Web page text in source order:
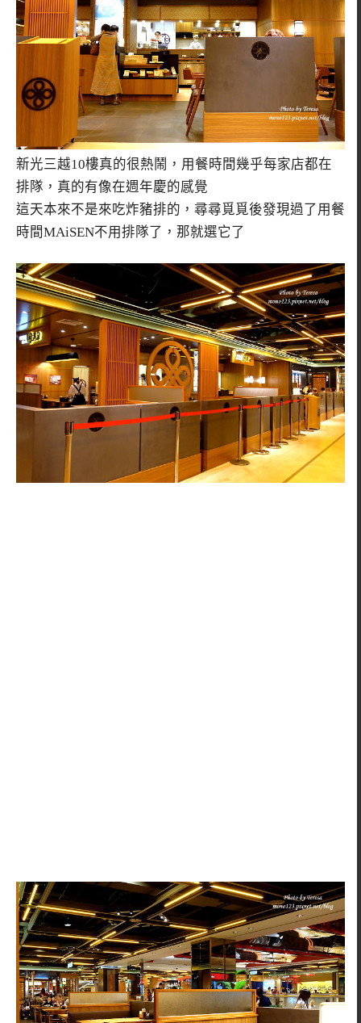
新光三越10樓真的很熱鬧，用餐時間幾乎每家店都在
排隊，真的有像在週年慶的感覺
這天本來不是來吃炸豬排的，尋尋覓覓後發現過了用餐
時間MAiSEN不用排隊了，那就選它了